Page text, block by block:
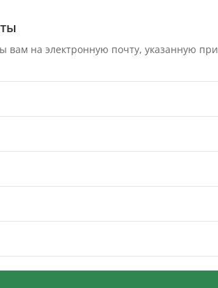
вам на электронную почту, указанную при